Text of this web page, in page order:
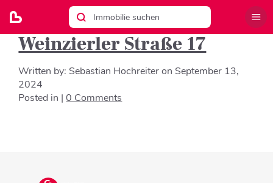
Weinzierler Straße 17
Written by:Sebastian HochreiteronSeptember 13,
2024
Posted in |0 Comments